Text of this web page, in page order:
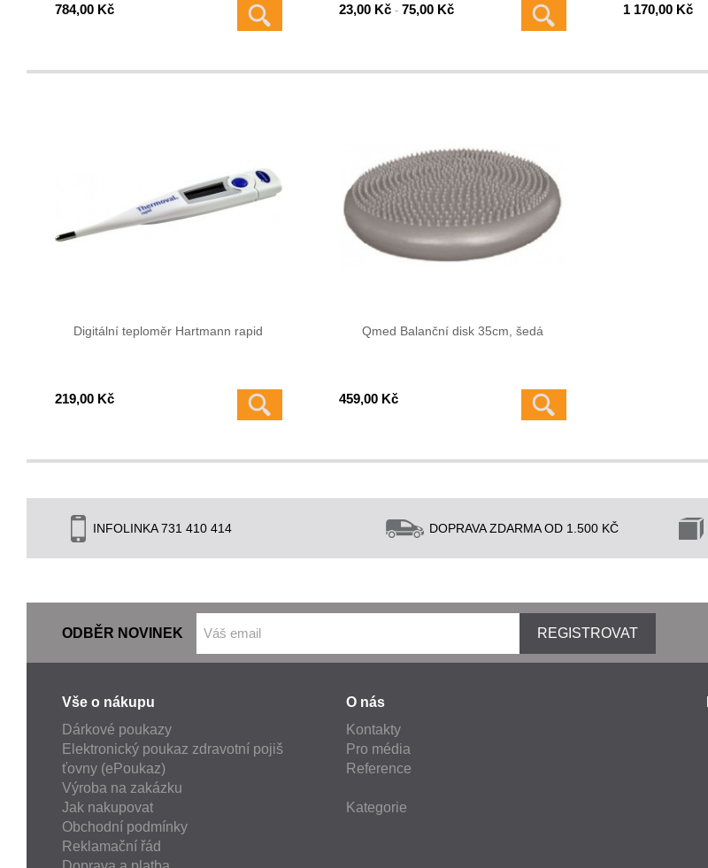
784,00 Kč 23,00 Kč -75,00 Kč 1 170,00 Kč
Digitální teploměr Hartmann rapid
219,00 Kč
Qmed Balanční disk 35cm, šedá
459,00 Kč
INFOLINKA 731 410 414 DOPRAVA ZDARMA OD 1.500 KČ
ODBĚR NOVINEK REGISTROVAT
Vše o nákupu
Dárkové poukazy
Elektronický poukaz zdravotní pojiš
ťovny (ePoukaz)
Výroba na zakázku
Jak nakupovat
Obchodní podmínky
Reklamační řád
O nás
Kontakty
Pro média
Reference
Kategorie